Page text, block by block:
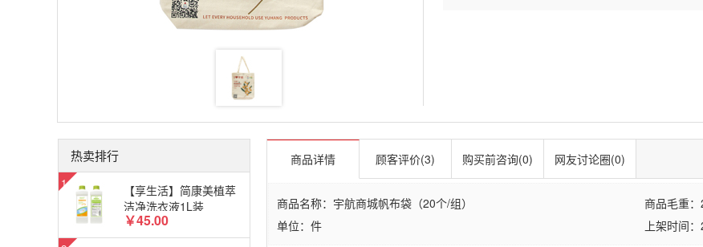
商品详情 顾客评价(3) 购买前咨询(0) 网友讨论圈(0)
商品名称：宇航商城帆布袋（20个/组） 商品毛重：
单位：件
上架时间
热卖排行
【享生活】简康美植萃
洁净洗衣液1L装
￥45.00